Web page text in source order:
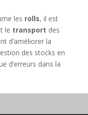
les rolls, il est
le transport des
d’améliorer la
des stocks en
d’erreurs dans la